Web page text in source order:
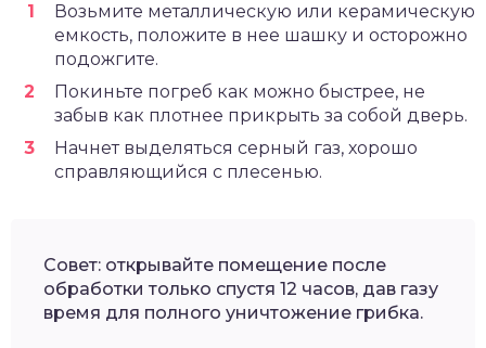
Возьмите металлическую или керамическую
емкость, положите в нее шашку и осторожно
подожгите.
Покиньте погреб как можно быстрее, не
забыв как плотнее прикрыть за собой дверь.
Начнет выделяться серный газ, хорошо
справляющийся с плесенью.
Совет: открывайте помещение после
обработки только спустя 12 часов, дав газу
время для полного уничтожение грибка.